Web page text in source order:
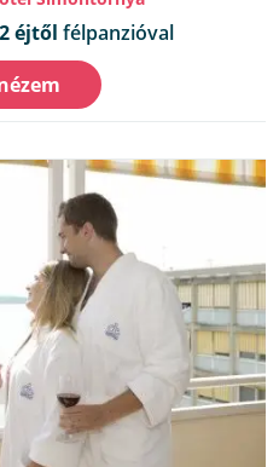
éjtől félpanzióval